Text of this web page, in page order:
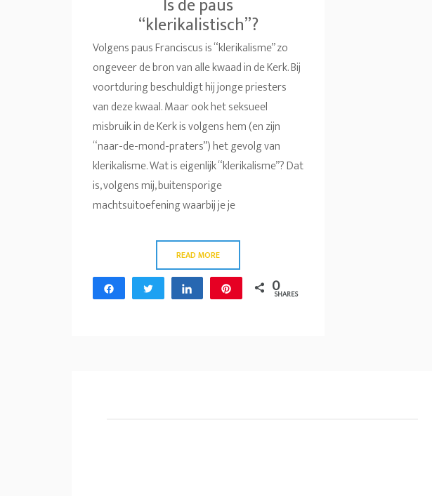
Is de paus
“klerikalistisch”?
Volgens paus Franciscus is “klerikalisme” zo
ongeveer de bron van alle kwaad in de Kerk. Bij
voortduring beschuldigt hij jonge priesters
van deze kwaal. Maar ook het seksueel
misbruik in de Kerk is volgens hem (en zijn
“naar-de-mond-praters”) het gevolg van
klerikalisme. Wat is eigenlijk “klerikalisme”? Dat
is, volgens mij, buitensporige
machtsuitoefening waarbij je je
READ MORE
Share Tweet Share Pin 0
SHARES